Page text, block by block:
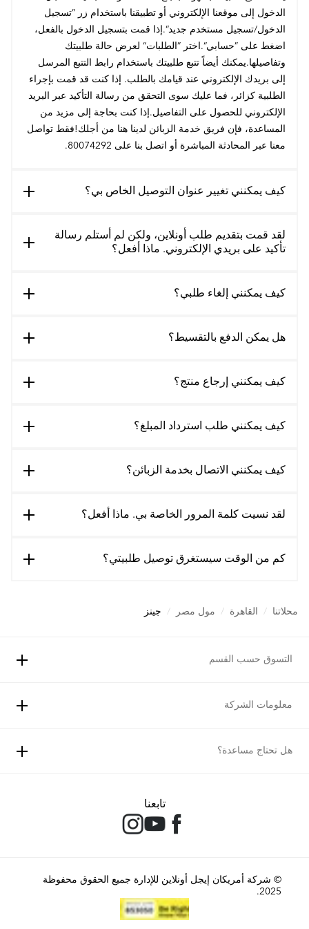
الدخول إلى موقعنا الإلكتروني أو تطبيقنا باستخدام زر ”تسجيل
الدخول/تسجيل مستخدم جديد“.إذا قمت بتسجيل الدخول بالفعل،
اضغط على ”حسابي“.اختر ”الطلبات“ لعرض حالة طلبيتك
وتفاصيلها.يمكنك أيضاً تتبع طلبيتك باستخدام رابط التتبع المرسل
إلى بريدك الإلكتروني عند قيامك بالطلب. إذا كنت قد قمت بإجراء
الطلبية كزائر، فما عليك سوى التحقق من رسالة التأكيد عبر البريد
الإلكتروني للحصول على التفاصيل.إذا كنت بحاجة إلى مزيد من
المساعدة، فإن فريق خدمة الزبائن لدينا هنا من أجلك!فقط تواصل
معنا عبر المحادثة المباشرة أو اتصل بنا على 80074292.
كيف يمكنني تغيير عنوان التوصيل الخاص بي؟
لقد قمت بتقديم طلب أونلاين، ولكن لم أستلم رسالة
تأكيد على بريدي الإلكتروني. ماذا أفعل؟
كيف يمكنني إلغاء طلبي؟
هل يمكن الدفع بالتقسيط؟
كيف يمكنني إرجاع منتج؟
كيف يمكنني طلب استرداد المبلغ؟
كيف يمكنني الاتصال بخدمة الزبائن؟
لقد نسيت كلمة المرور الخاصة بي. ماذا أفعل؟
كم من الوقت سيستغرق توصيل طلبيتي؟
محلاتنا / القاهرة / مول مصر / جينز
التسوق حسب القسم
معلومات الشركة
هل تحتاج مساعدة؟
تابعنا
© شركة أمريكان إيجل أونلاين للإدارة جميع الحقوق محفوظة
2025.